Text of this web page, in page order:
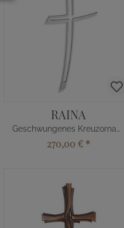
RAINA
Geschwungenes Kreuzornament
270,00 € *